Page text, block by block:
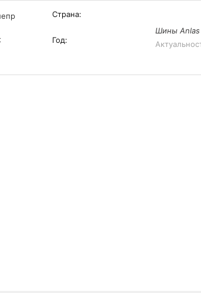
Страна:
Год:
Шины Anlas